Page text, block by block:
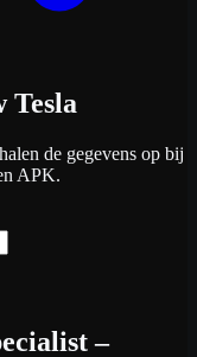
Tesla
de gegevens op bij
APK.
–